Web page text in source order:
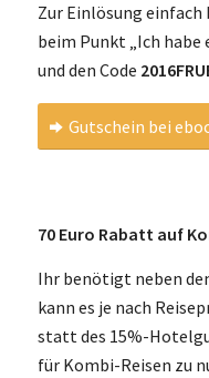
Zur Einlösung einfach
beim Punkt „Ich habe
und den Code
Gutschein bei
70 Euro Rabatt auf
Ihr benötigt neben
kann es je nach
statt des 15%-
für Kombi-Reisen zu